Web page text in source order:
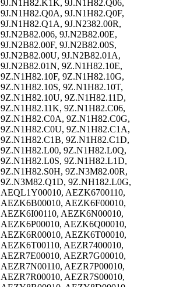
9J.N1H82.K1K, 9J.N1H82.Q06,
9J.N1H82.Q0A, 9J.N1H82.Q0F,
9J.N1H82.Q1A, 9J.N2382.00R,
9J.N2B82.006, 9J.N2B82.00E,
9J.N2B82.00F, 9J.N2B82.00S,
9J.N2B82.00U, 9J.N2B82.01A,
9J.N2B82.01N, 9Z.N1H82.10E,
9Z.N1H82.10F, 9Z.N1H82.10G,
9Z.N1H82.10S, 9Z.N1H82.10T,
9Z.N1H82.10U, 9Z.N1H82.11D,
9Z.N1H82.11K, 9Z.N1H82.C06,
9Z.N1H82.C0A, 9Z.N1H82.C0G,
9Z.N1H82.C0U, 9Z.N1H82.C1A,
9Z.N1H82.C1B, 9Z.N1H82.C1D,
9Z.N1H82.L00, 9Z.N1H82.L0Q,
9Z.N1H82.L0S, 9Z.N1H82.L1D,
9Z.N1H82.S0H, 9Z.N3M82.00R,
9Z.N3M82.Q1D, 9Z.NH182.L0G,
AEQL1Y00010, AEZK6700110,
AEZK6B00010, AEZK6F00010,
AEZK6I00110, AEZK6N00010,
AEZK6P00010, AEZK6Q00010,
AEZK6R00010, AEZK6T00010,
AEZK6T00110, AEZR7400010,
AEZR7E00010, AEZR7G00010,
AEZR7N00110, AEZR7P00010,
AEZR7R00010, AEZR7S00010,